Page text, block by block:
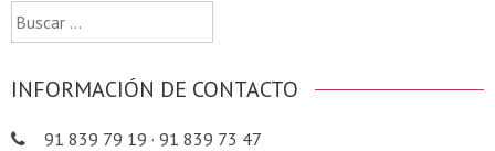
Buscar:
INFORMACIÓN DE CONTACTO
91 839 79 19 · 91 839 73 47